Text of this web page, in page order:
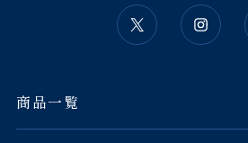
商品一覧